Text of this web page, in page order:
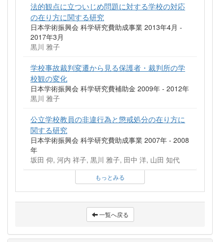
法的観点に立ついじめ問題に対する学校の対応
の在り方に関する研究
日本学術振興会 科学研究費助成事業 2013年4月 -
2017年3月
黒川 雅子
学校事故裁判変遷から見る保護者・裁判所の学
校観の変化
日本学術振興会 科学研究費補助金 2009年 - 2012年
黒川 雅子
公立学校教員の非違行為と懲戒処分の在り方に
関する研究
日本学術振興会 科学研究費助成事業 2007年 - 2008
年
坂田 仰, 河内 祥子, 黒川 雅子, 田中 洋, 山田 知代
もっとみる
一覧へ戻る